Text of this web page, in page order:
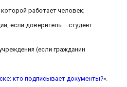
работает человек;
если доверитель – студент
(если гражданин
кто подписывает документы?».